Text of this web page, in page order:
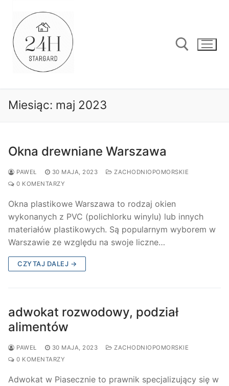
treści
Miesiąc: maj 2023
Okna drewniane Warszawa
PAWEŁ 30 MAJA, 2023
ZACHODNIOPOMORSKIE
0 KOMENTARZY
Okna plastikowe Warszawa to rodzaj okien
wykonanych z PVC (polichlorku winylu) lub innych
materiałów plastikowych. Są popularnym wyborem w
Warszawie ze względu na swoje liczne…
CZYTAJ DALEJ →
adwokat rozwodowy, podział
alimentów
PAWEŁ 30 MAJA, 2023
ZACHODNIOPOMORSKIE
0 KOMENTARZY
Adwokat w Piasecznie to prawnik specjalizujący się w